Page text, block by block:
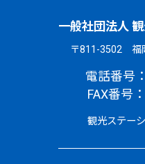
一般社団法人
〒811-3502 福
電話番号
FAX番号
観光ステー